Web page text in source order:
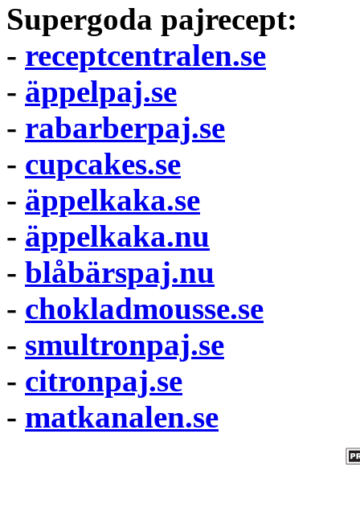
Supergoda pajrecept:
- receptcentralen.se
- äppelpaj.se
- rabarberpaj.se
- cupcakes.se
- äppelkaka.se
- äppelkaka.nu
- blåbärspaj.nu
- chokladmousse.se
- smultronpaj.se
- citronpaj.se
- matkanalen.se